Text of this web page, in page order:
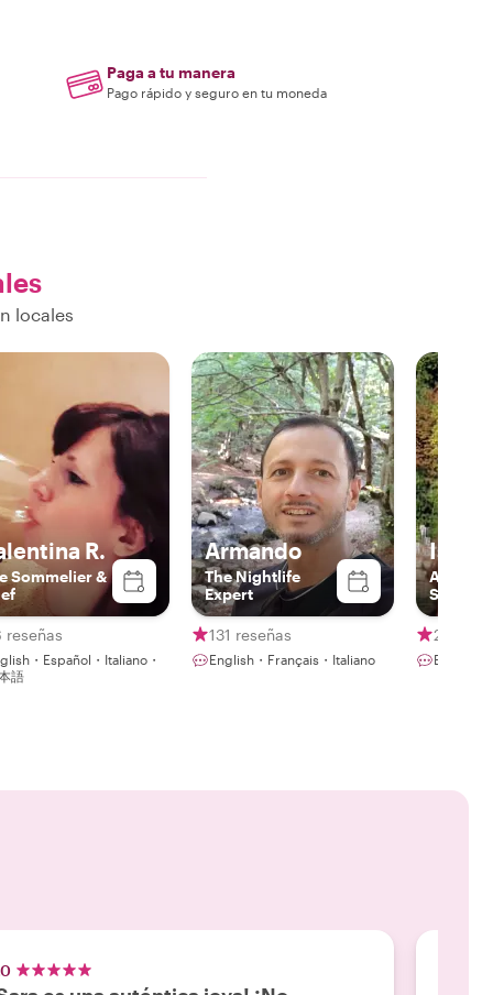
Paga a tu manera
Pago rápido y seguro en tu moneda
locales
R.
Sommelier &
reseñas
・Español・Italiano・
語
Armando
The Nightlife
Expert
131 reseñas
English・Français・Italiano
Isa
A
History,
28
English